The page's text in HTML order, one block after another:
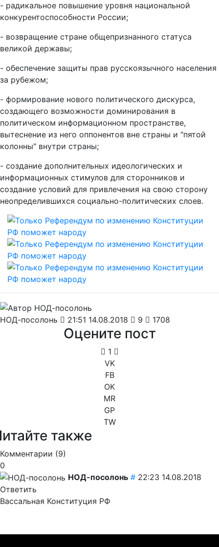
- радикальное повышение уровня национальной
конкурентоспособности России;
- возвращение стране общепризнанного статуса
великой державы;
- обеспечение защиты прав русскоязычного населения
за рубежом;
- формирование нового политического дискурса,
создающего возможности доминирования в
политическом информационном пространстве,
вытеснение из него оппонентов вне страны и "пятой
колонны" внутри страны;
- создание дополнительных идеологических и
информационных стимулов для сторонников и
создание условий для привлечения на свою сторону
неопределившихся социально-политических слоев.
НОД-посолонь 21:51 14.08.2018 9 1708
Оцените пост
1
VK
FB
OK
MR
GP
TW
также
Комментарии (9)
0
НОД-посолонь # 22:23 14.08.2018
Ответить
Вассальная Конституция РФ